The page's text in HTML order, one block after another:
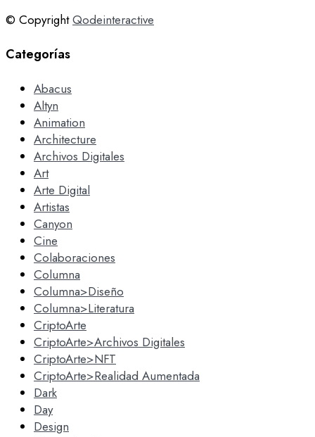
© CopyrightQodeinteractive
Categorías
Abacus
Altyn
Animation
Architecture
Archivos Digitales
Art
Arte Digital
Artistas
Canyon
Cine
Colaboraciones
Columna
Columna>Diseño
Columna>Literatura
CriptoArte
CriptoArte>Archivos Digitales
CriptoArte>NFT
CriptoArte>Realidad Aumentada
Dark
Day
Design